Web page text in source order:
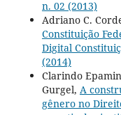
n. 02 (2013)
Adriano C.
Constituição
Digital
(2014)
Clarindo
Gurgel, A
gênero no